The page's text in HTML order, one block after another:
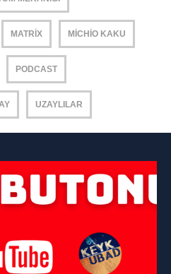
MATRIX MICHIO KAKU
PODCAST
UZAYLILAR